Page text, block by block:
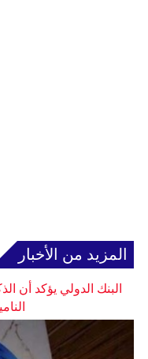
المزيد من الأخبار
البنك الدولي يؤكد أن